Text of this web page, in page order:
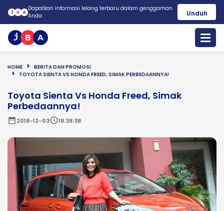
Dapatkan informasi lelang terbaru dalam genggaman
Anda
Unduh
HOME
BERITA DAN PROMOSI
TOYOTA SIENTA VS HONDA FREED, SIMAK PERBEDAANNYA!
Toyota Sienta Vs Honda Freed, Simak
Perbedaannya!
date_range2018-12-03schedule18:38:38